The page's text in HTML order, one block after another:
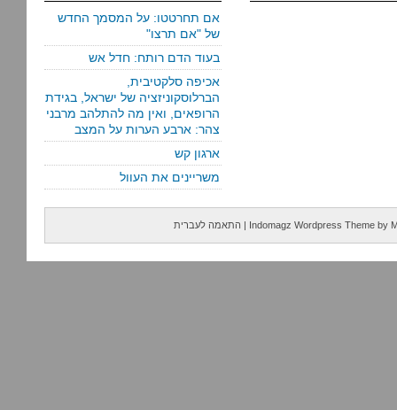
אם תחרטטו: על המסמך החדש
של "אם תרצו"
בעוד הדם רותח: חדל אש
אכיפה סלקטיבית,
הברלוסקוניזציה של ישראל, בגידת
הרופאים, ואין מה להתלהב מרבני
צהר: ארבע הערות על המצב
ארגון קש
משריינים את העוול
Indomagz Wordpress Theme by
| התאמה לעברית